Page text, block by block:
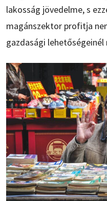
lakosság jövedelme, s
magánszektor profitja
gazdasági